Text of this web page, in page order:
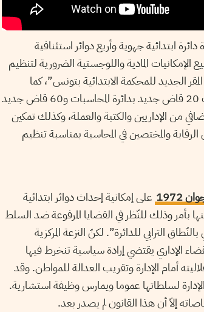
ابتدائية جهوية وأربع دوائر استئنافية
الإمكانيات المادية واللوجستية الضرورية لتنظيم
نسق إنجاز المقر الجديد للمحكمة الابتدائية بتونس”، كما
دعم الموارد البشرية من خلال انتداب 20 قاض جديد بدائرة المحاسبات و60 قاض جديد
المحاكم بعدد إضافي من الإداريين والكتبة والعملة، وكذلك تمكين
والمختصين في المحاسبة بمناسبة تنظيم
على إمكانية إحداث دوائر ابتدائية
بأمر وذلك للنّظر في القضايا المرفوعة ضد السلط
الترابي للدائرة”. لكنّ النزعة المركزية
الإداري يقتضي إرادة سياسية تنخرط فيها
أمام الإدارة وتقريب العدالة للمواطن. وقد
لسلطاتها عموما ويمارس وظيفة استشارية.
إلاّ أن هذا القانون لم يصدر بعد.